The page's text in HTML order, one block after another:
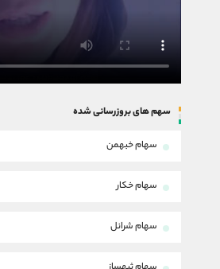
سهم های بروزرسانی شده
سهام خبهمن
سهام خکار
سهام شرانل